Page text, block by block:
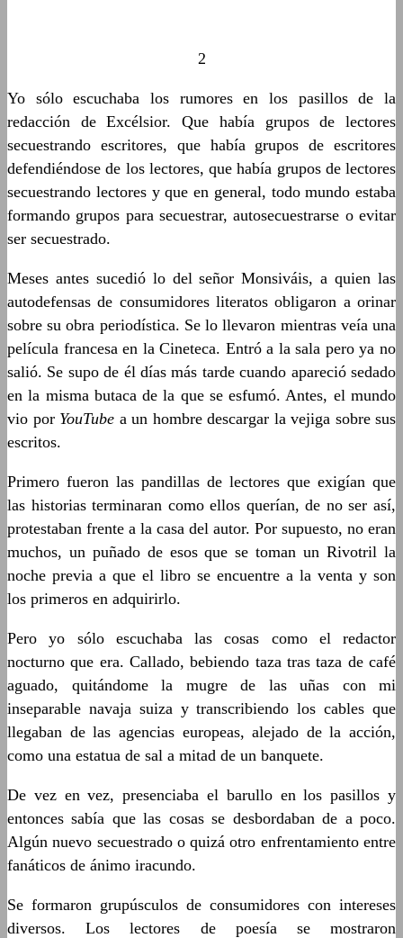
2
Yo sólo escuchaba los rumores en los pasillos de la
redacción de Excélsior. Que había grupos de lectores
secuestrando escritores, que había grupos de escritores
defendiéndose de los lectores, que había grupos de lectores
secuestrando lectores y que en general, todo mundo estaba
formando grupos para secuestrar, autosecuestrarse o evitar
ser secuestrado.
Meses antes sucedió lo del señor Monsiváis, a quien las
autodefensas de consumidores literatos obligaron a orinar
sobre su obra periodística. Se lo llevaron mientras veía una
película francesa en la Cineteca. Entró a la sala pero ya no
salió. Se supo de él días más tarde cuando apareció sedado
en la misma butaca de la que se esfumó. Antes, el mundo
vio por YouTube a un hombre descargar la vejiga sobre sus
escritos.
Primero fueron las pandillas de lectores que exigían que
las historias terminaran como ellos querían, de no ser así,
protestaban frente a la casa del autor. Por supuesto, no eran
muchos, un puñado de esos que se toman un Rivotril la
noche previa a que el libro se encuentre a la venta y son
los primeros en adquirirlo.
Pero yo sólo escuchaba las cosas como el redactor
nocturno que era. Callado, bebiendo taza tras taza de café
aguado, quitándome la mugre de las uñas con mi
inseparable navaja suiza y transcribiendo los cables que
llegaban de las agencias europeas, alejado de la acción,
como una estatua de sal a mitad de un banquete.
De vez en vez, presenciaba el barullo en los pasillos y
entonces sabía que las cosas se desbordaban de a poco.
Algún nuevo secuestrado o quizá otro enfrentamiento entre
fanáticos de ánimo iracundo.
Se formaron grupúsculos de consumidores con intereses
diversos. Los lectores de poesía se mostraron